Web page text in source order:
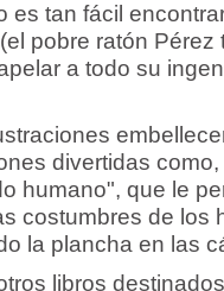
es tan fácil
pobre ratón Pérez
a todo su
divertidas
humano", que le
costumbres de los
la plancha en las
libros